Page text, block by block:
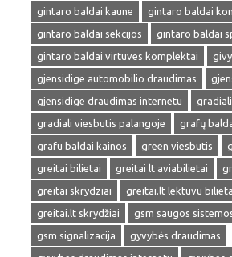
gintaro baldai kaune
gintaro baldai
gintaro baldai sekcijos
gintaro baldai
gintaro baldai virtuves komplektai
gjensidige automobilio draudimas
gjensidige draudimas internetu
gradiali viesbutis palangoje
grafų
grafu baldai kainos
green viesbutis
greitai bilietai
greitai lt aviabilietai
greitai skrydziai
greitai.lt lektuvu
greitai.lt skrydžiai
gsm saugos
gsm signalizacija
gyvybės draudimas